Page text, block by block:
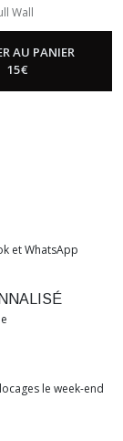
Wall
AU PANIER
15€
et WhatsApp
le week-end